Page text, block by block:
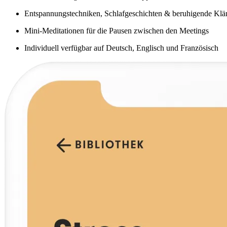
Entspannungstechniken, Schlafgeschichten & beruhigende
Mini-Meditationen für die Pausen zwischen den Meetings
Individuell verfügbar auf Deutsch, Englisch und Französisch